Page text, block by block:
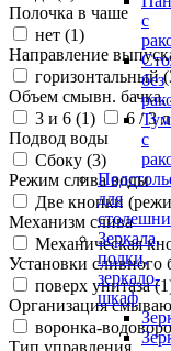
с
без
с
для
Зеркала,
полки,
зеркало-
шкаф
Полочка в чаше
нет (1)
Направление
горизонтальный (
Объем смывн. бачка,
3 и 6 (1) 6 / 3
Подвод воды
Сбоку (3)
Режим слива воды
Две кнопки
Механизм слива
Механическая
Установки сливного
поверх унитаза (1
Организация
воронка-
Тип управления